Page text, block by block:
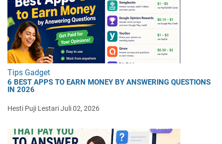
Tips Gadget
6 BEST APPS TO EARN MONEY BY ANSWERING QUESTIONS
IN 2026
Hesti Puji LestariJuli 02, 2026